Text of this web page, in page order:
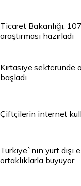
Ticaret Bakanlığı,
araştırması hazırladı
Kırtasiye sektöründe
başladı
Çiftçilerin internet
Türkiye`nin yurt dışı
ortaklıklarla büyüyor